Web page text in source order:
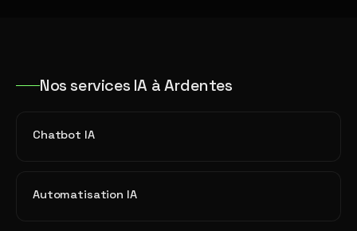
Nos services IA à Ardentes
Chatbot IA
Automatisation IA